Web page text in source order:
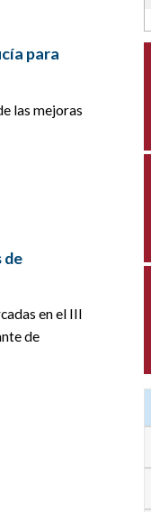
para
las mejoras
de
en el III
de